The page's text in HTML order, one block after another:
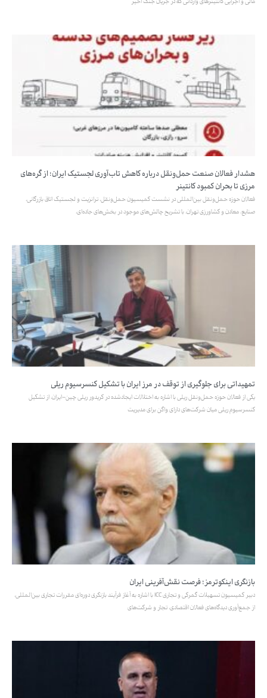
هشدار فعالان صنعت حمل‌ونقل درباره کاهش تاب‌آوری لجستیک ایران؛ از گره‌های
مرزی تا بحران کمبود کانتینر
فعالان حوزه حمل‌ونقل بین‌المللی در نشست کمیسیون حمل‌ونقل، ترانزیت و لجستیک اتاق بازرگانی،
صنایع، معادن و کشاورزی تهران، با تشریح چالش‌های موجود در بخش‌های جاده‌ای،
تمهیداتی برای جلوگیری از توقف در مرز ایران با تشکیل کنسرسیوم ریلی
یکی از فعالان حوزه حمل‌ونقل ریلی با اشاره به اختلالات ایجادشده در کریدور ریلی چین–ایران، از تشکیل
کنسرسیوم ریلی میان شرکت‌های دارای واگن برای مدیریت
بازنگری اینکوترمز؛ فرصت نقش‌آفرینی ایران
دبیر کمیسیون تسهیلات گمرکی و تجاری ICC با اشاره به آغاز فرآیند بازنگری دوره‌ای مقررات تجاری بین‌المللی،
از جمع‌آوری دیدگاه‌های فعالان اقتصادی، تجار و شرکت‌های